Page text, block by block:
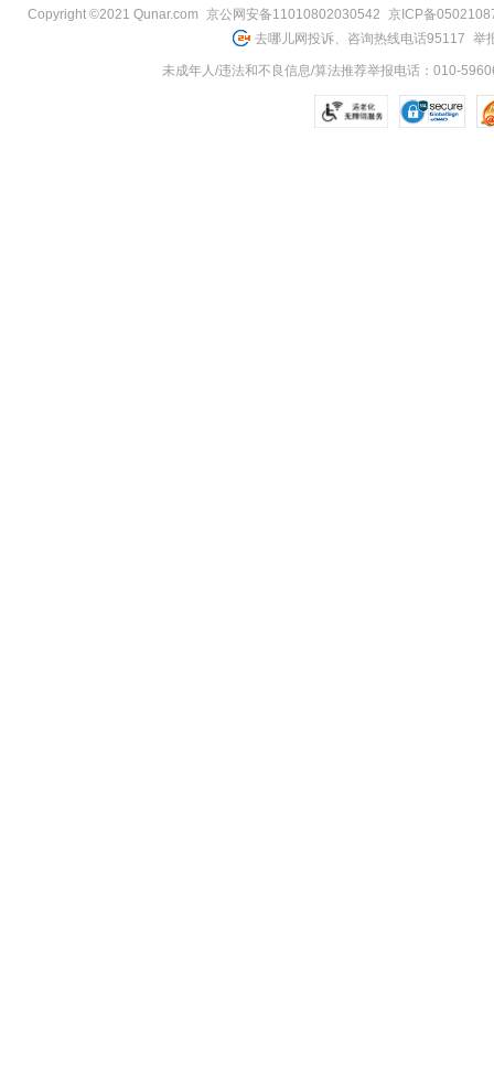
Copyright ©2021 Qunar.com 京公网安备11010802030542
京ICP备
去哪儿网投诉、咨询热线电话95117 举
未成年人/违法和不良信息/算法推荐举报电话：010-